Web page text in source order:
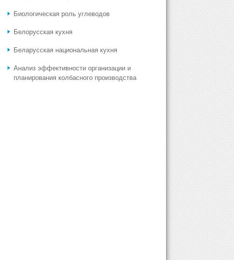
Биологическая роль углеводов
Белорусская кухня
Беларусская национальная кухня
Анализ эффективности организации и
планирования колбасного производства